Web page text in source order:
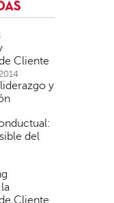
Cliente
y
del
Cliente